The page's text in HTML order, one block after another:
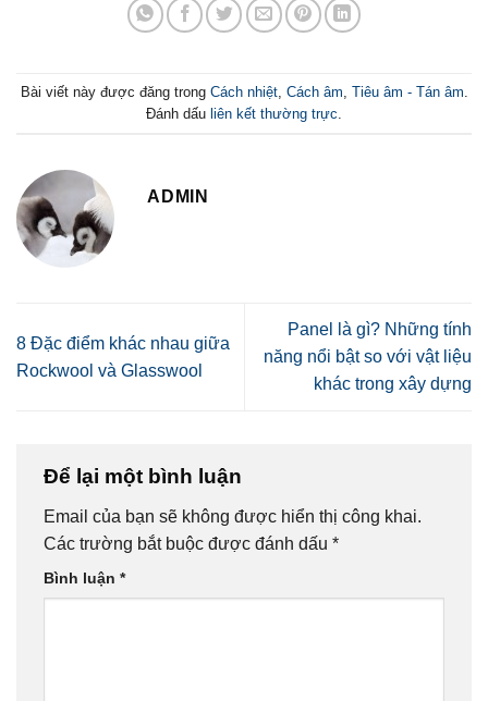
Bài viết này được đăng trong Cách nhiệt, Cách âm Tiêu âm - Tán âm
Đánh dấu liên kết thường trực
ADMIN
8 Đặc điểm khác nhau giữa
Rockwool và Glasswool
Panel là gì? Những tính
năng nổi bật so với vật liệu
khác trong xây dựng
Để lại một bình luận
Email của bạn sẽ không được hiển thị công khai.
Các trường bắt buộc được đánh dấu *
Bình luận *